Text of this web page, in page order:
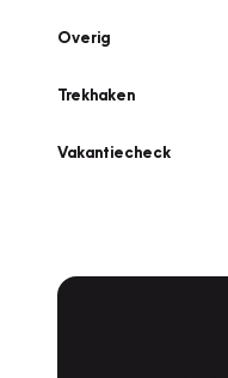
Overig
Trekhaken
Vakantiecheck